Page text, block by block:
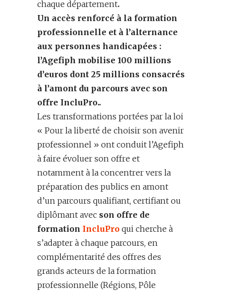
chaque département.
Un accès renforcé à la formation
professionnelle et à l’alternance
aux personnes handicapées :
l’Agefiph mobilise 100 millions
d’euros dont 25 millions consacrés
à l’amont du parcours avec son
offre IncluPro..
Les transformations portées par la loi
« Pour la liberté de choisir son avenir
professionnel » ont conduit l’Agefiph
à faire évoluer son offre et
notamment à la concentrer vers la
préparation des publics en amont
d’un parcours qualifiant, certifiant ou
diplômant avec son offre de
formation IncluPro qui cherche à
s’adapter à chaque parcours, en
complémentarité des offres des
grands acteurs de la formation
professionnelle (Régions, Pôle